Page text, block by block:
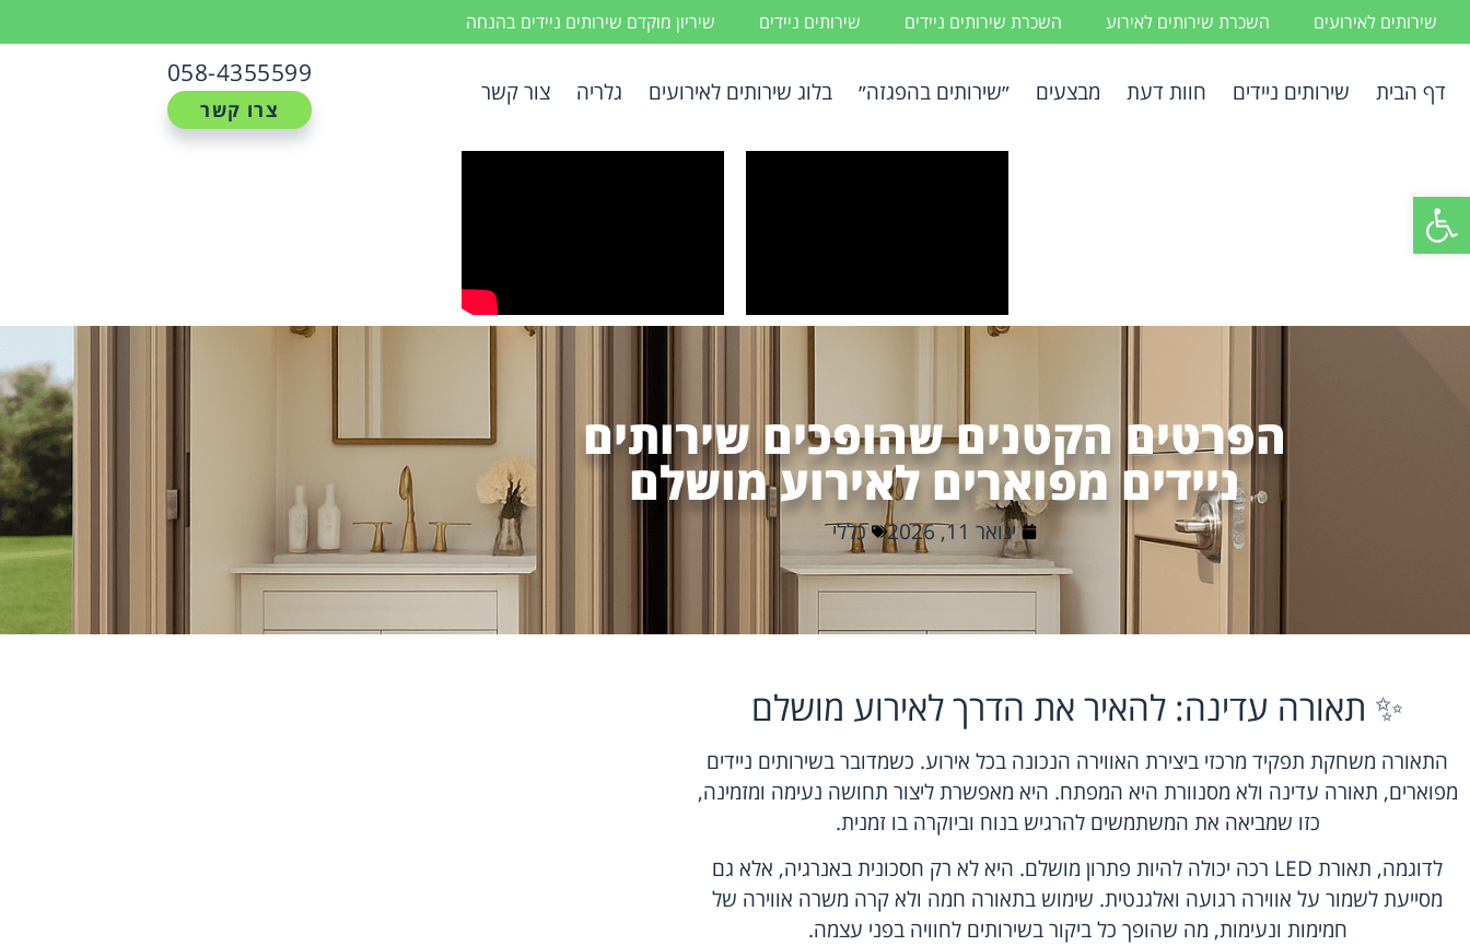
פתח סרגל נגישות
שירותים לאירועים השכרת שירותים לאירוע השכרת שירותים ניידים שירותים ניידים שיריון מוקדם שירותים ניידים בהנחה
דף הבית שירותים ניידים חוות דעת מבצעים ״שירותים בהפגזה״ בלוג שירותים לאירועים גלריה צור קשר
058-4355599
צרו קשר
הפרטים הקטנים שהופכים שירותים
ניידים מפוארים לאירוע מושלם
ינואר 11, 2026 כללי
✨ תאורה עדינה: להאיר את הדרך לאירוע מושלם
התאורה משחקת תפקיד מרכזי ביצירת האווירה הנכונה בכל אירוע. כשמדובר בשירותים ניידים
מפוארים, תאורה עדינה ולא מסנוורת היא המפתח. היא מאפשרת ליצור תחושה נעימה ומזמינה,
כזו שמביאה את המשתמשים להרגיש בנוח וביוקרה בו זמנית.
לדוגמה, תאורת LED רכה יכולה להיות פתרון מושלם. היא לא רק חסכונית באנרגיה, אלא גם
מסייעת לשמור על אווירה רגועה ואלגנטית. שימוש בתאורה חמה ולא קרה משרה אווירה של
חמימות ונעימות, מה שהופך כל ביקור בשירותים לחוויה בפני עצמה.